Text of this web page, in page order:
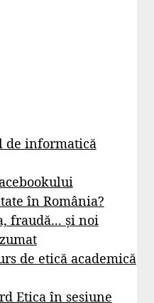
de informatică
în România?
fraudă... și noi
de etică academică
Etica în sesiune